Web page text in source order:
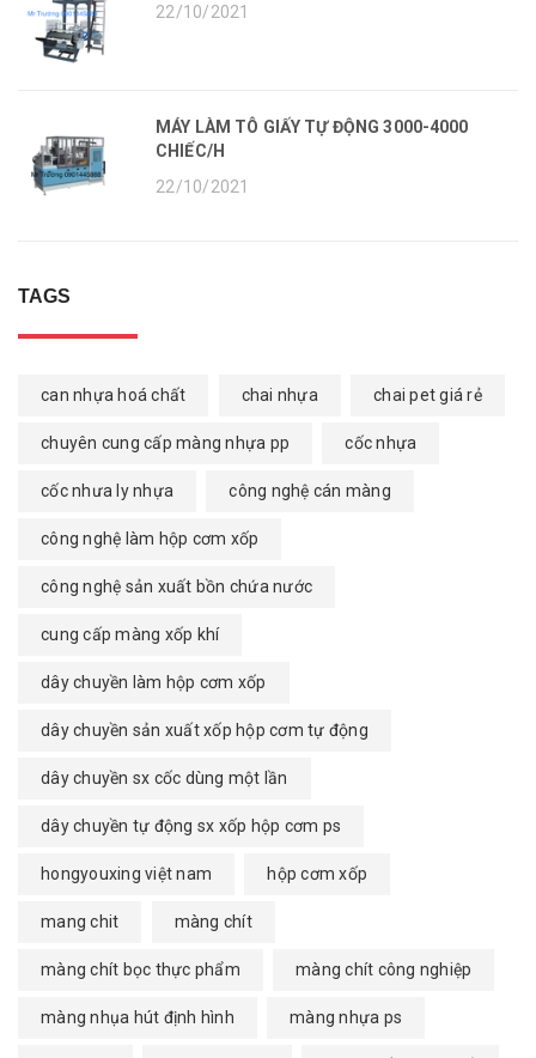
22/10/2021
MÁY LÀM TÔ GIẤY TỰ ĐỘNG 3000-4000
CHIẾC/H
22/10/2021
TAGS
can nhựa hoá chất chai nhựa chai pet giá rẻ
chuyên cung cấp màng nhựa pp cốc nhựa
cốc nhưa ly nhựa công nghệ cán màng
công nghệ làm hộp cơm xốp
công nghệ sản xuất bồn chứa nước
cung cấp màng xốp khí
dây chuyền làm hộp cơm xốp
dây chuyền sản xuất xốp hộp cơm tự động
dây chuyền sx cốc dùng một lần
dây chuyền tự động sx xốp hộp cơm ps
hongyouxing việt nam hộp cơm xốp
mang chit màng chít
màng chít bọc thực phẩm màng chít công nghiệp
màng nhụa hút định hình màng nhựa ps